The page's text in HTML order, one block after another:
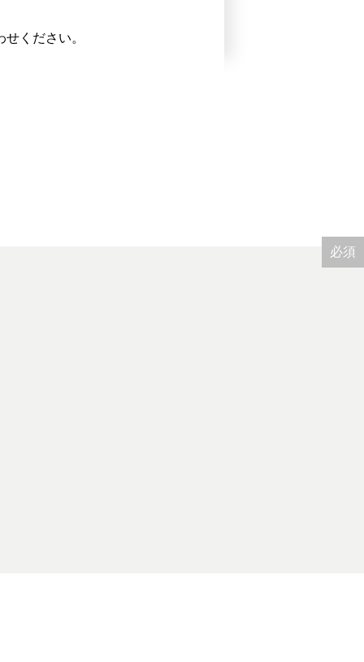
ください。
必須
必須
必須
必須
必須